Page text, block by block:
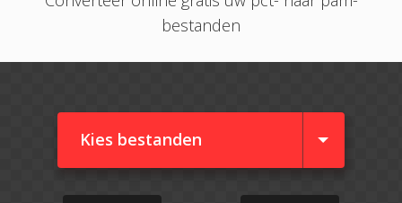
bestanden
Kies bestanden